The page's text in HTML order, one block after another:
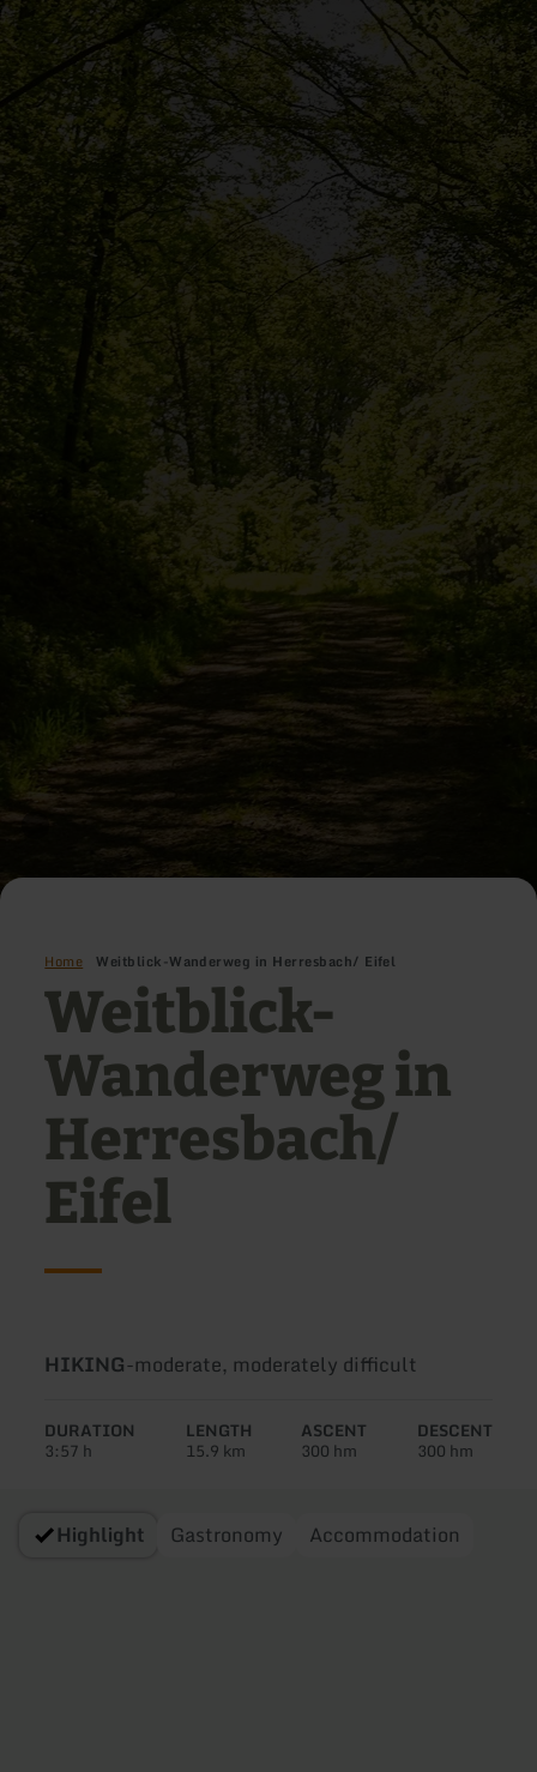
Home Weitblick-Wanderweg in Herresbach/ Eifel
Weitblick-
Wanderweg in
Herresbach/
Eifel
Type
tour:
HIKING-Difficulty:
moderate, moderately difficult
DURATION
3:57 h
LENGTH
15.9 km
ASCENT
300 hm
DESCENT
300 hm
Highlight Gastronomy Accommodation